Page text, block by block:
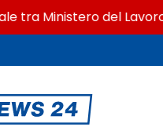
del Lavoro e